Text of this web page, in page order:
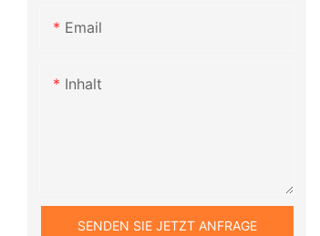
Email
Inhalt
SENDEN SIE JETZT ANFRAGE